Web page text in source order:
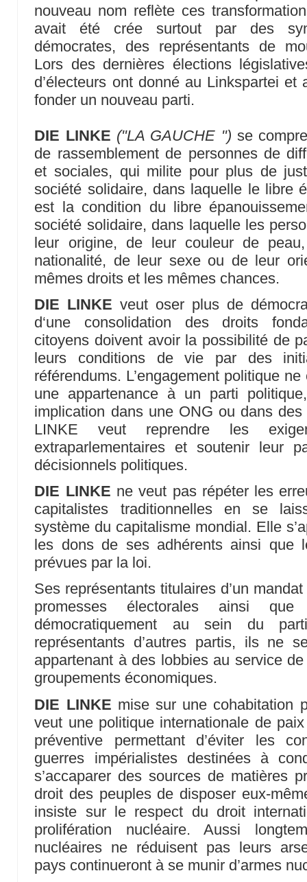
nouveau nom reflète ces
avait été crée surtout par des
démocrates, des représentants de
Lors des dernières élections
d’électeurs ont donné au Linkspartei
fonder un nouveau parti.
DIE LINKE ("LA GAUCHE ") se
de rassemblement de personnes de
et sociales, qui milite pour plus de
société solidaire, dans laquelle le libre
est la condition du libre
société solidaire, dans laquelle les
leur origine, de leur couleur de
nationalité, de leur sexe ou de leur
mêmes droits et les mêmes chances.
DIE LINKE veut oser plus de
d‘une consolidation des droits
citoyens doivent avoir la possibilité de
leurs conditions de vie par des
référendums. L’engagement politique
une appartenance à un parti
implication dans une ONG ou dans
LINKE veut reprendre les
extraparlementaires et soutenir leur
décisionnels politiques.
DIE LINKE ne veut pas répéter les
capitalistes traditionnelles en se
système du capitalisme mondial. Elle
les dons de ses adhérents ainsi que
prévues par la loi.
Ses représentants titulaires d’un
promesses électorales ainsi
démocratiquement au sein du
représentants d’autres partis, ils ne
appartenant à des lobbies au service
groupements économiques.
DIE LINKE mise sur une cohabitation
veut une politique internationale de
préventive permettant d’éviter les
guerres impérialistes destinées à
s’accaparer des sources de matières
droit des peuples de disposer eux-
insiste sur le respect du droit
prolifération nucléaire. Aussi
nucléaires ne réduisent pas leurs
pays continueront à se munir d’armes